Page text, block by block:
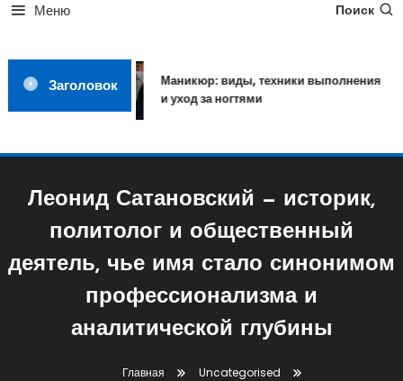
Меню Поиск
Заголовок
Маникюр: виды, техники выполнения
и уход за ногтями
Леонид Сатановский — историк,
политолог и общественный
деятель, чье имя стало синонимом
профессионализма и
аналитической глубины
Главная
Uncategorised